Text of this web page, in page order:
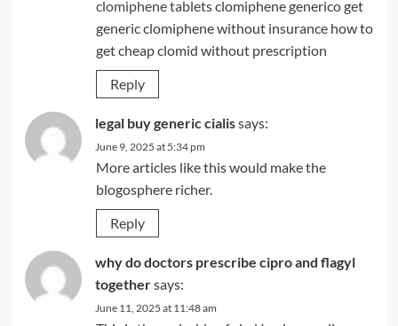
clomiphene tabletsclomiphene generico get
generic clomiphene without insurance how to
get cheap clomid without prescription
Reply
legal buy generic cialissays:
June 9, 2025 at 5:34 pm
More articles like this would make the
blogosphere richer.
Reply
why do doctors prescribe cipro and flagyl
togethersays:
June 11, 2025 at 11:48 am